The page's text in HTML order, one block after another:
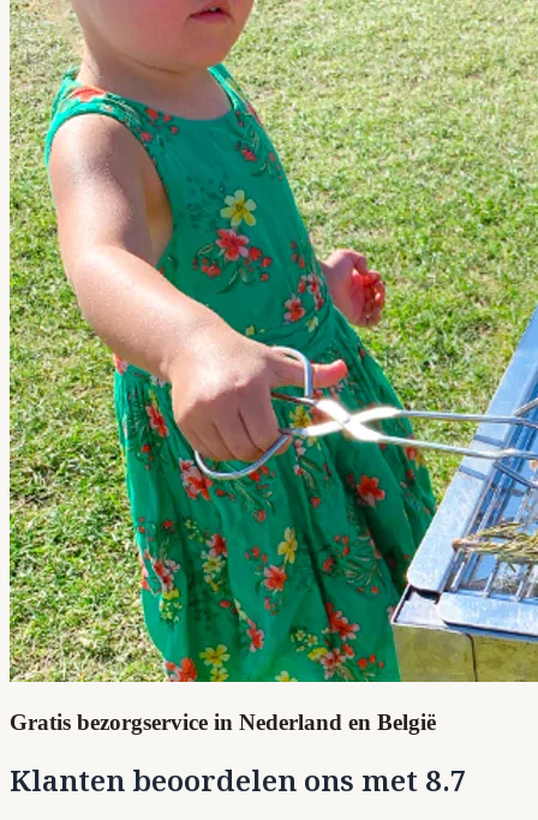
Gratis bezorgservice in Nederland en België
Klanten beoordelen ons met 8.7